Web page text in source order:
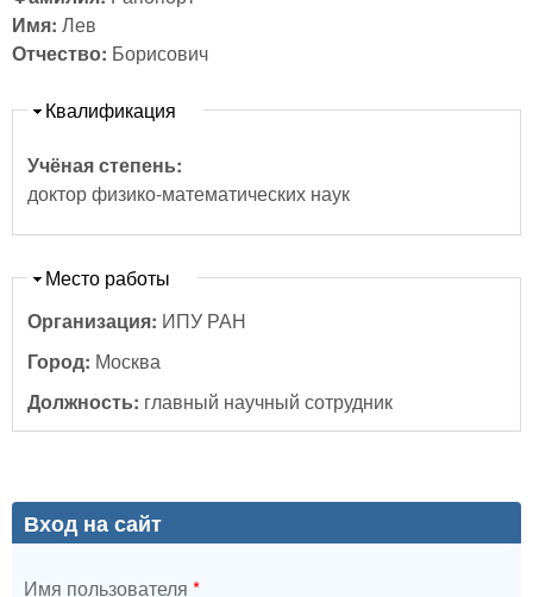
Имя: Лев
Отчество: Борисович
Скрыть
Квалификация
Учёная степень:
доктор физико-математических наук
Скрыть
Место работы
Организация: ИПУ РАН
Город: Москва
Должность: главный научный сотрудник
Вход на сайт
Имя пользователя *